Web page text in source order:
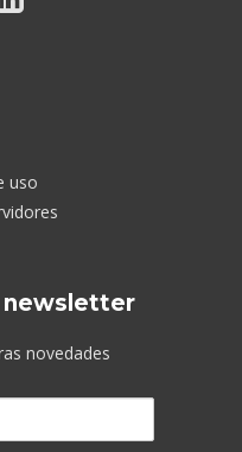
uso
newsletter
novedades